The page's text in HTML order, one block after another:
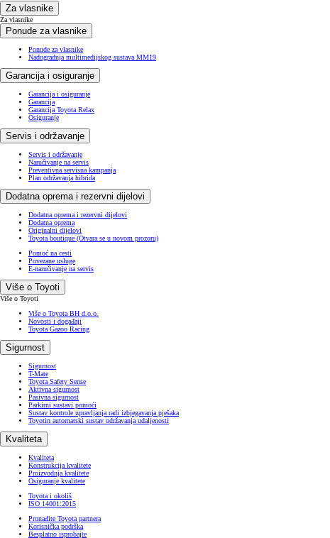
Za vlasnike
Za vlasnike
Ponude za vlasnike
Ponude za vlasnike
Nadogradnja multimedijskog sustava MM19
Garancija i osiguranje
Garancija i osiguranje
Garancija
Garancija Toyota Relax
Osiguranje
Servis i održavanje
Servis i održavanje
Naručivanje na servis
Preventivna servisna kampanja
Plan održavanja hibrida
Dodatna oprema i rezervni dijelovi
Dodatna oprema i rezervni dijelovi
Dodatna oprema
Originalni dijelovi
Toyota boutique (Otvara se u novom prozoru)
Pomoć na cesti
Povezane usluge
E-naručivanje na servis
Više o Toyoti
Više o Toyoti
Više o Toyota BH d.o.o.
Novosti i događaji
Toyota Gazoo Racing
Sigurnost
Sigurnost
T-Mate
Toyota Safety Sense
Aktivna sigurnost
Pasivna sigurnost
Parkirni sustavi pomoći
Sustav kontrole upravljanja radi izbjegavanja pješaka
Toyotin automatski sustav održavanja udaljenosti
Kvaliteta
Kvaliteta
Konstrukcija kvalitete
Proizvodnja kvalitete
Osiguranje kvalitete
Toyota i okoliš
ISO 14001:2015
Pronađite Toyota partnera
Korisnička podrška
Besplatno isprobajte